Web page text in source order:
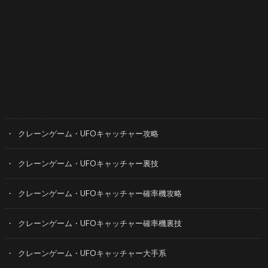
クレーンゲーム・UFOキャッチャー攻略
クレーンゲーム・UFOキャッチャー裏技
クレーンゲーム・UFOキャッチャー確率機攻略
クレーンゲーム・UFOキャッチャー確率機裏技
クレーンゲーム・UFOキャッチャー大手系